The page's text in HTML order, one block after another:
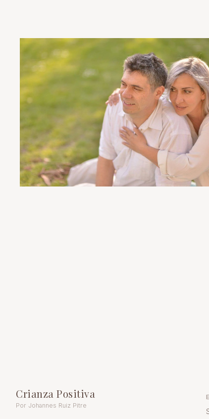
Crianza Positiva
Por Johannes Ruiz Pitre